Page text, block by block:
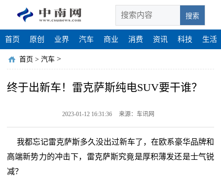
搜索
首页 原创 业界 汽车 商业 消费 资讯 科技 生活
首页 > 汽车 >
终于出新车！雷克萨斯纯电SUV要干谁？
2023-01-12 16:31:36 来源：车讯网
我都忘记雷克萨斯多久没出过新车了，在欧系豪华品牌和
高端新势力的冲击下，雷克萨斯究竟是厚积薄发还是士气锐
减？